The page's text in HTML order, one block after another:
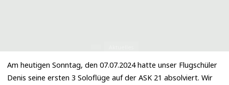
Am heutigen Sonntag, den 07.07.2024 hatte unser Flugschüler
Denis seine ersten 3 Soloflüge auf der ASK 21 absolviert. Wir